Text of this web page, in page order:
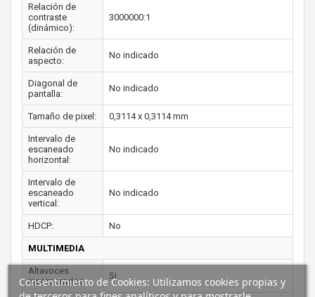
Relación de
contraste
(dinámico):
3000000:1
Relación de
aspecto:
No indicado
Diagonal de
pantalla:
No indicado
Tamaño de pixel: 0,3114 x 0,3114 mm
Intervalo de
escaneado
horizontal:
No indicado
Intervalo de
escaneado
vertical:
No indicado
HDCP: No
MULTIMEDIA
Altavoces
incorporados:
Si
Consentimiento de Cookies: Utilizamos cookies propias y